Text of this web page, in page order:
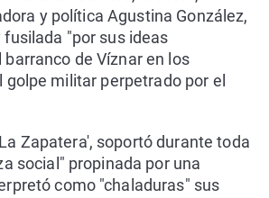
y política Agustina González,
fusilada "por sus ideas
barranco de Víznar en los
golpe militar perpetrado por el
Zapatera', soportó durante toda
social" propinada por una
como "chaladuras" sus